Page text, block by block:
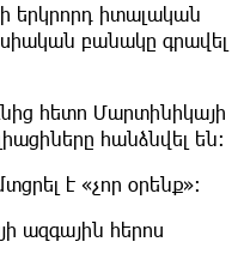
երկրորդ իտալական
բանակը գրավել
հետո Մարտինիկայի
հանձնվել են։
է «չոր օրենք»։
ազգային հերոս